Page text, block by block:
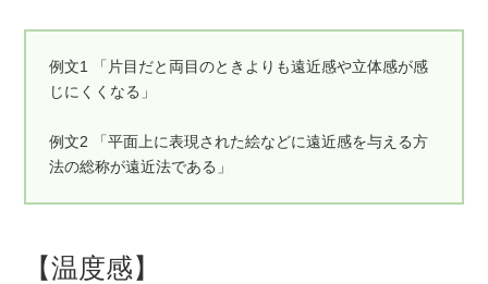
例文1 「片目だと両目のときよりも遠近感や立体感が感
じにくくなる」
例文2 「平面上に表現された絵などに遠近感を与える方
法の総称が遠近法である」
【温度感】